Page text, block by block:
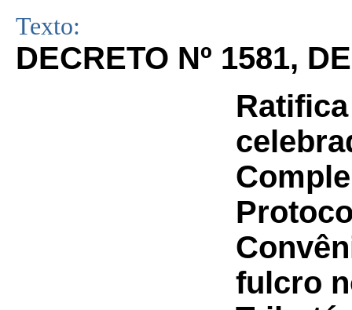
Texto:
DECRETO Nº 1581,
fulcro